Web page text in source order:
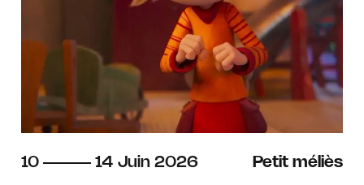
du
10 au
14 juin
Juin 2026 Petit méliès